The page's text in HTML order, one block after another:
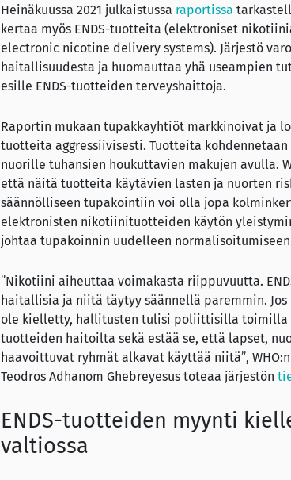
Heinäkuussa 2021 julkaistussa raportissa
kertaa myös ENDS-tuotteita (elektroniset
electronic nicotine delivery systems). Järjestö
haitallisuudesta ja huomauttaa yhä useampien
esille ENDS-tuotteiden terveyshaittoja.
Raportin mukaan tupakkayhtiöt markkinoivat ja
tuotteita aggressiivisesti. Tuotteita
nuorille tuhansien houkuttavien makujen avulla.
että näitä tuotteita käytävien lasten ja nuorten
säännölliseen tupakointiin voi olla jopa
elektronisten nikotiinituotteiden käytön
johtaa tupakoinnin uudelleen
”Nikotiini aiheuttaa voimakasta riippuvuutta.
haitallisia ja niitä täytyy säännellä paremmin.
ole kielletty, hallitusten tulisi poliittisilla toimilla
tuotteiden haitoilta sekä estää se, että lapset,
haavoittuvat ryhmät alkavat käyttää niitä”,
Teodros Adhanom Ghebreyesus toteaa järjestön
ENDS-tuotteiden myynti
valtiossa